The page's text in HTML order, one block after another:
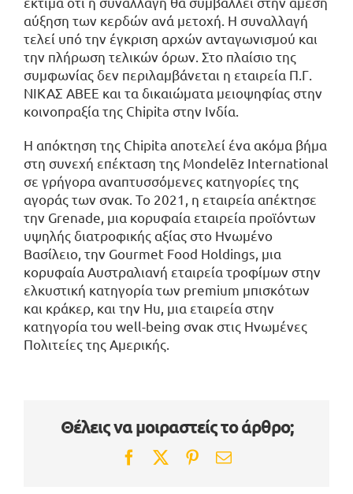
αύξηση των κερδών ανά μετοχή. Η συναλλαγή
τελεί υπό την έγκριση αρχών ανταγωνισμού και
την πλήρωση τελικών όρων. Στο πλαίσιο της
συμφωνίας δεν περιλαμβάνεται η εταιρεία Π.Γ.
ΝΙΚΑΣ ΑΒΕΕ και τα δικαιώματα μειοψηφίας στην
κοινοπραξία της Chipita στην Ινδία.
Η απόκτηση της Chipita αποτελεί ένα ακόμα βήμα
στη συνεχή επέκταση της Mondelēz International
σε γρήγορα αναπτυσσόμενες κατηγορίες της
αγοράς των σνακ. Το 2021, η εταιρεία απέκτησε
την Grenade, μια κορυφαία εταιρεία προϊόντων
υψηλής διατροφικής αξίας στο Ηνωμένο
Βασίλειο, την Gourmet Food Holdings, μια
κορυφαία Αυστραλιανή εταιρεία τροφίμων στην
ελκυστική κατηγορία των premium μπισκότων
και κράκερ, και την Hu, μια εταιρεία στην
κατηγορία του well-being σνακ στις Ηνωμένες
Πολιτείες της Αμερικής.
Θέλεις να μοιραστείς το άρθρο;
Facebook
TwitterPinterest
Email